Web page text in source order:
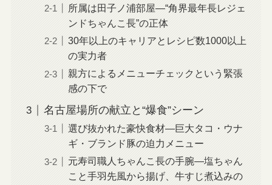
所属は田子ノ浦部屋—“角界最年長レジェ
ンドちゃんこ長”の正体
30年以上のキャリアとレシピ数1000以上
の実力者
親方によるメニューチェックという緊張
感の下で
名古屋場所の献立と“爆食”シーン
選び抜かれた豪快食材—巨大タコ・ウナ
ギ・ブランド豚の迫力メニュー
元寿司職人ちゃんこ長の手腕—塩ちゃん
こと手羽先風から揚げ、牛すじ煮込みの